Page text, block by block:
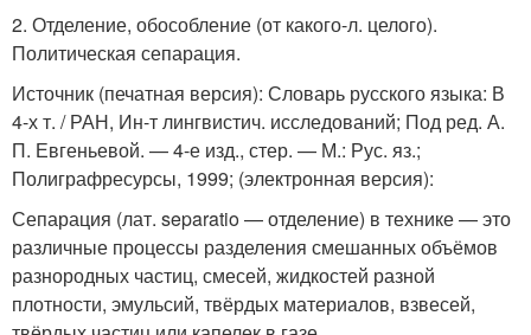
2. Отделение, обособление (от какого-л. целого).
Политическая сепарация.
Источник (печатная версия): Словарь русского языка: В
4-х т. / РАН, Ин-т лингвистич. исследований; Под ред. А.
П. Евгеньевой. — 4-е изд., стер. — М.: Рус. яз.;
Полиграфресурсы, 1999; (электронная версия):
Сепарация (лат. separatio — отделение) в технике — это
различные процессы разделения смешанных объёмов
разнородных частиц, смесей, жидкостей разной
плотности, эмульсий, твёрдых материалов, взвесей,